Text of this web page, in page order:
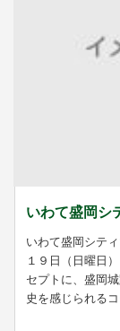
いわて盛岡シ
いわて盛岡シテ
１９日（日曜日
セプトに、盛岡
史を感じられる